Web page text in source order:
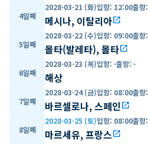
4일째
2028-03-21 (화)입항: 12:00출항:
메시나, 이탈리아open_in_new
5일째
2028-03-22 (수)입항: 09:00출항:
몰타(발레타), 몰타open_in_new
6일째
2028-03-23 (목)입항: -출항: -
해상
7일째
2028-03-24 (금)입항: 08:00출항:
바르셀로나, 스페인open_in_new
8일째
2028-03-25 (토)입항: 08:00출항:
마르세유, 프랑스open_in_new